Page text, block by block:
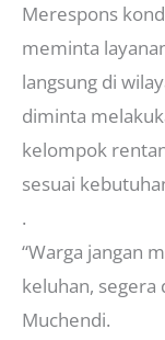
Merespons
meminta
langsung di
diminta
kelompok
sesuai
.
“Warga jangan
keluhan, segera
Muchendi.